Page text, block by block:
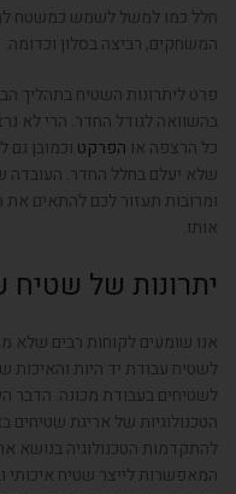
חלל כמו למשל לשמש כמשטח
המשחקים, רביצה בסלון וכדומה.
פרט ליתרונות השטיח בתהליך
בהשוואה לגודל החדר. הרי לא
כל הרצפה או הפרקט וכמובן
שלא יעלם בחלל החדר. העובדה
ומרובות תעזור לכם להתאים
אותו.
יתרונות של שטיח
אנו שומעים לקוחות רבים שלא
לשטיח עבודת יד היות והאיכות
לשטיחים בעבודת מכונה. הדבר
הטכנולוגיות של אריגת
להתקדמות הטכנולוגיה בנושא
המאפשרות לייצר שטיח איכותי